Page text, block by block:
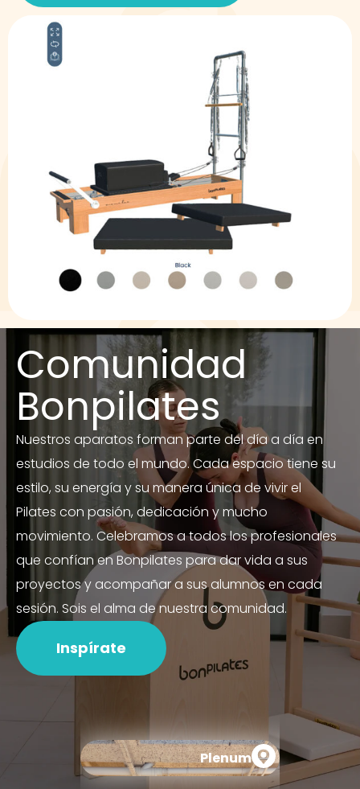
Comunidad
Bonpilates
Nuestros aparatos forman parte del día a día en
estudios de todo el mundo. Cada espacio tiene su
estilo, su energía y su manera única de vivir el
Pilates con pasión, dedicación y mucho
movimiento. Celebramos a todos los profesionales
que confían en Bonpilates para dar vida a sus
proyectos y acompañar a sus alumnos en cada
sesión. Sois el alma de nuestra comunidad.
Inspírate
Plenum